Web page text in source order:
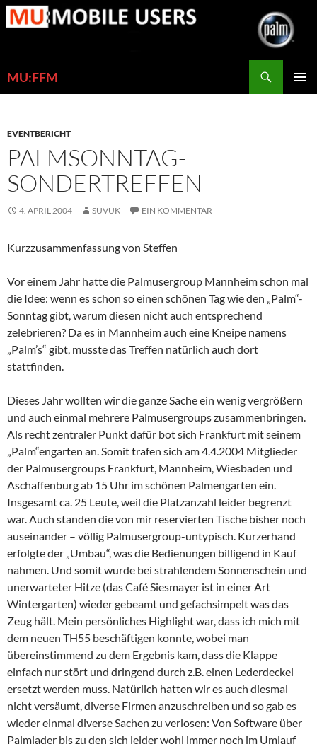
Zum
Inhalt
MU:FFM
EVENTBERICHT
PALMSONNTAG-
SONDERTREFFEN
4. APRIL 2004 SUVUK EIN KOMMENTAR
Kurzzusammenfassung von Steffen
Vor einem Jahr hatte die Palmusergroup Mannheim schon mal
die Idee: wenn es schon so einen schönen Tag wie den „Palm“-
Sonntag gibt, warum diesen nicht auch entsprechend
zelebrieren? Da es in Mannheim auch eine Kneipe namens
„Palm’s“ gibt, musste das Treffen natürlich auch dort
stattfinden.
Dieses Jahr wollten wir die ganze Sache ein wenig vergrößern
und auch einmal mehrere Palmusergroups zusammenbringen.
Als recht zentraler Punkt dafür bot sich Frankfurt mit seinem
„Palm“engarten an. Somit trafen sich am 4.4.2004 Mitglieder
der Palmusergroups Frankfurt, Mannheim, Wiesbaden und
Aschaffenburg ab 15 Uhr im schönen Palmengarten ein.
Insgesamt ca. 25 Leute, weil die Platzanzahl leider begrenzt
war. Auch standen die von mir reservierten Tische bisher noch
auseinander – völlig Palmusergroup-untypisch. Kurzerhand
erfolgte der „Umbau“, was die Bedienungen billigend in Kauf
nahmen. Und somit wurde bei strahlendem Sonnenschein und
unerwarteter Hitze (das Café Siesmayer ist in einer Art
Wintergarten) wieder gebeamt und gefachsimpelt was das
Zeug hält. Mein persönliches Highlight war, dass ich mich mit
dem neuen TH55 beschäftigen konnte, wobei man
übereinstimmend zu dem Ergebnis kam, dass die Klappe
einfach nur stört und dringend durch z.B. einen Lederdeckel
ersetzt werden muss. Natürlich hatten wir es auch diesmal
nicht versäumt, diverse Firmen anzuschreiben und so gab es
wieder einmal diverse Sachen zu verlosen: Von Software über
Palmlader bis zu den sich leider wohl immer noch im Umlauf